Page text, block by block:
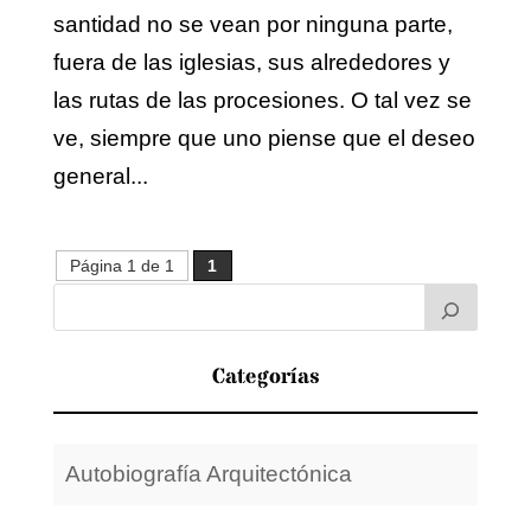
santidad no se vean por ninguna parte,
fuera de las iglesias, sus alrededores y
las rutas de las procesiones. O tal vez se
ve, siempre que uno piense que el deseo
general...
Página 1 de 1 1
Categorías
Autobiografía Arquitectónica